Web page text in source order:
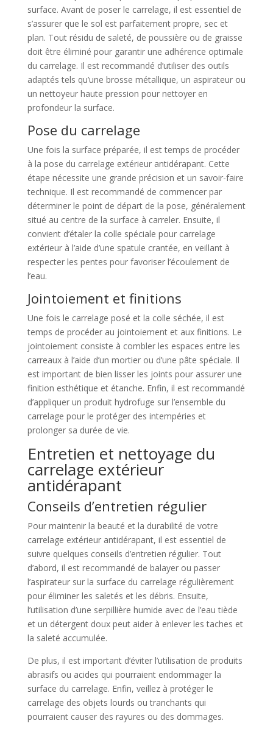
surface. Avant de poser le carrelage, il est essentiel de
s’assurer que le sol est parfaitement propre, sec et
plan. Tout résidu de saleté, de poussière ou de graisse
doit être éliminé pour garantir une adhérence optimale
du carrelage. Il est recommandé d’utiliser des outils
adaptés tels qu’une brosse métallique, un aspirateur ou
un nettoyeur haute pression pour nettoyer en
profondeur la surface.
Pose du carrelage
Une fois la surface préparée, il est temps de procéder
à la pose du carrelage extérieur antidérapant. Cette
étape nécessite une grande précision et un savoir-faire
technique. Il est recommandé de commencer par
déterminer le point de départ de la pose, généralement
situé au centre de la surface à carreler. Ensuite, il
convient d’étaler la colle spéciale pour carrelage
extérieur à l’aide d’une spatule crantée, en veillant à
respecter les pentes pour favoriser l’écoulement de
l’eau.
Jointoiement et finitions
Une fois le carrelage posé et la colle séchée, il est
temps de procéder au jointoiement et aux finitions. Le
jointoiement consiste à combler les espaces entre les
carreaux à l’aide d’un mortier ou d’une pâte spéciale. Il
est important de bien lisser les joints pour assurer une
finition esthétique et étanche. Enfin, il est recommandé
d’appliquer un produit hydrofuge sur l’ensemble du
carrelage pour le protéger des intempéries et
prolonger sa durée de vie.
Entretien et nettoyage du
carrelage extérieur
antidérapant
Conseils d’entretien régulier
Pour maintenir la beauté et la durabilité de votre
carrelage extérieur antidérapant, il est essentiel de
suivre quelques conseils d’entretien régulier. Tout
d’abord, il est recommandé de balayer ou passer
l’aspirateur sur la surface du carrelage régulièrement
pour éliminer les saletés et les débris. Ensuite,
l’utilisation d’une serpillière humide avec de l’eau tiède
et un détergent doux peut aider à enlever les taches et
la saleté accumulée.
De plus, il est important d’éviter l’utilisation de produits
abrasifs ou acides qui pourraient endommager la
surface du carrelage. Enfin, veillez à protéger le
carrelage des objets lourds ou tranchants qui
pourraient causer des rayures ou des dommages.